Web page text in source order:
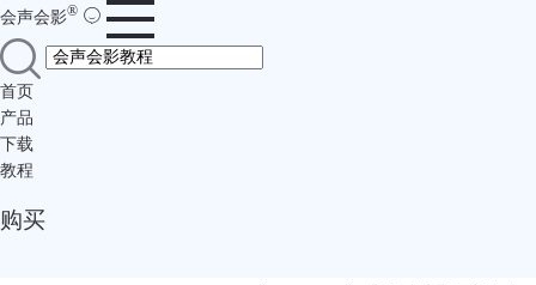
会声会影®
首页
产品
下载
教程
购买